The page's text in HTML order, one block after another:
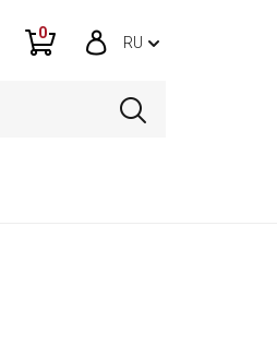
0
RU